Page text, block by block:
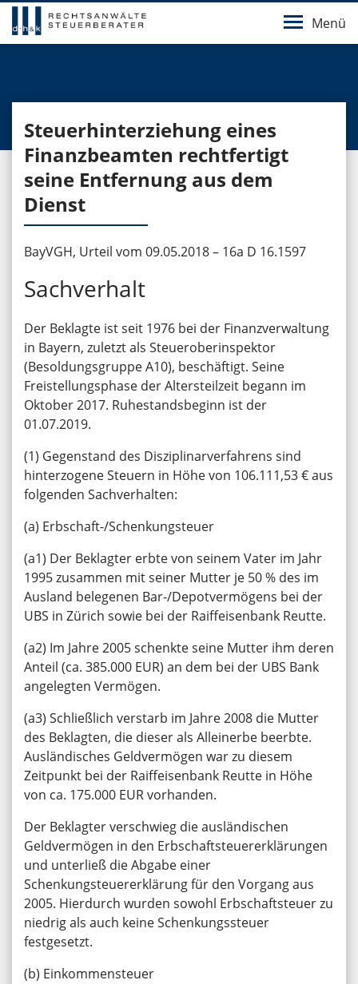
Menü
Steuerhinterziehung eines
Finanzbeamten rechtfertigt
seine Entfernung aus dem
Dienst
BayVGH, Urteil vom 09.05.2018 – 16a D 16.1597
Sachverhalt
Der Beklagte ist seit 1976 bei der Finanzverwaltung
in Bayern, zuletzt als Steueroberinspektor
(Besoldungsgruppe A10), beschäftigt. Seine
Freistellungsphase der Altersteilzeit begann im
Oktober 2017. Ruhestandsbeginn ist der
01.07.2019.
(1) Gegenstand des Disziplinarverfahrens sind
hinterzogene Steuern in Höhe von 106.111,53 € aus
folgenden Sachverhalten:
(a) Erbschaft-/Schenkungsteuer
(a1) Der Beklagter erbte von seinem Vater im Jahr
1995 zusammen mit seiner Mutter je 50 % des im
Ausland belegenen Bar-/Depotvermögens bei der
UBS in Zürich sowie bei der Raiffeisenbank Reutte.
(a2) Im Jahre 2005 schenkte seine Mutter ihm deren
Anteil (ca. 385.000 EUR) an dem bei der UBS Bank
angelegten Vermögen.
(a3) Schließlich verstarb im Jahre 2008 die Mutter
des Beklagten, die dieser als Alleinerbe beerbte.
Ausländisches Geldvermögen war zu diesem
Zeitpunkt bei der Raiffeisenbank Reutte in Höhe
von ca. 175.000 EUR vorhanden.
Der Beklagter verschwieg die ausländischen
Geldvermögen in den Erbschaftsteuererklärungen
und unterließ die Abgabe einer
Schenkungsteuererklärung für den Vorgang aus
2005. Hierdurch wurden sowohl Erbschaftsteuer zu
niedrig als auch keine Schenkungssteuer
festgesetzt.
(b) Einkommensteuer